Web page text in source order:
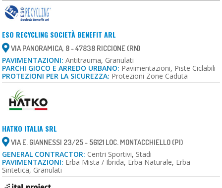
ESO RECYCLING SOCIETÀ BENEFIT ARL
VIA PANORAMICA, 8 - 47838 RICCIONE (RN)
PAVIMENTAZIONI: Antitrauma, Granulati
PARCHI GIOCO E ARREDO URBANO: Pavimentazioni, Piste Ciclabili
PROTEZIONI PER LA SICUREZZA: Protezioni Zone Caduta
HATKO ITALIA SRL
VIA E. GIANNESSI 23/25 - 56121 LOC. MONTACCHIELLO (PI)
GENERAL CONTRACTOR: Centri Sportivi, Stadi
PAVIMENTAZIONI: Erba Mista / Ibrida, Erba Naturale, Erba
Sintetica, Granulati